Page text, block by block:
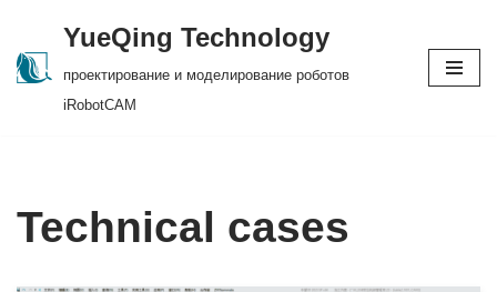
Skip
YueQing Technology
проектирование и моделирование роботов
iRobotCAM
Technical cases